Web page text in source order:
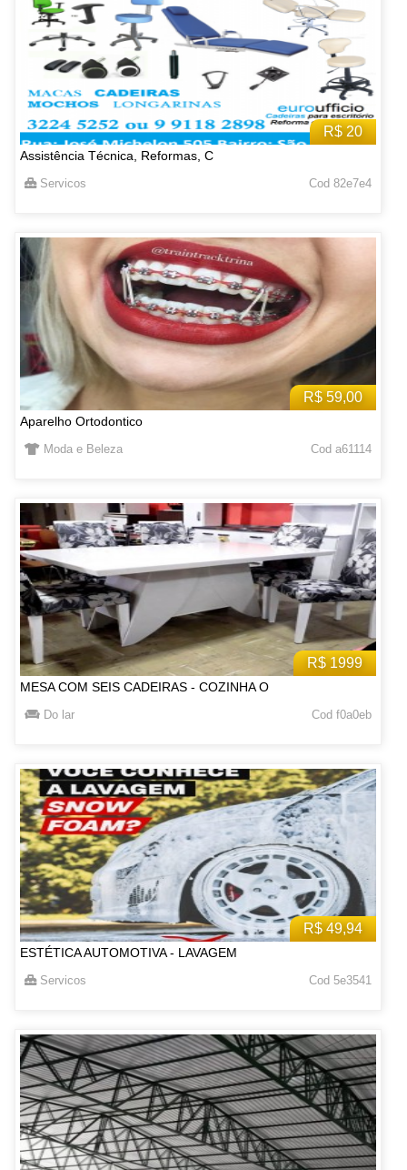
R$ 20
Assistência Técnica, Reformas, C
Servicos Cod 82e7e4
R$ 59,00
Aparelho Ortodontico
Moda e Beleza Cod a61114
R$ 1999
MESA COM SEIS CADEIRAS - COZINHA O
Do lar Cod f0a0eb
R$ 49,94
ESTÉTICA AUTOMOTIVA - LAVAGEM
Servicos Cod 5e3541